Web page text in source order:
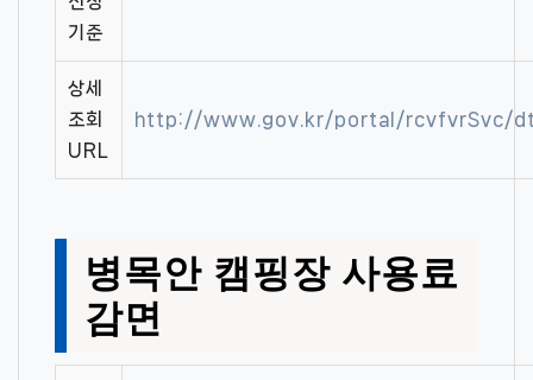
기준
상세
조회
URL
http://www.gov.kr/portal/rcvfvrSvc/
병목안 캠핑장 사용료
감면